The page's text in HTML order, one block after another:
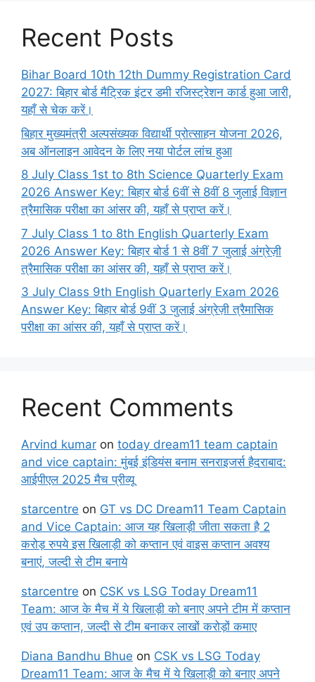
Recent Posts
Bihar Board 10th 12th Dummy Registration Card
2027: बिहार बोर्ड मैट्रिक इंटर डमी रजिस्ट्रेशन कार्ड हुआ जारी,
यहाँ से चेक करें।
बिहार मुख्यमंत्री अल्पसंख्यक विद्यार्थी प्रोत्साहन योजना 2026,
अब ऑनलाइन आवेदन के लिए नया पोर्टल लांच हुआ
8 July Class 1st to 8th Science Quarterly Exam
2026 Answer Key: बिहार बोर्ड 6वीं से 8वीं 8 जुलाई विज्ञान
त्रैमासिक परीक्षा का आंसर की, यहाँ से प्राप्त करें।
7 July Class 1 to 8th English Quarterly Exam
2026 Answer Key: बिहार बोर्ड 1 से 8वीं 7 जुलाई अंग्रेज़ी
त्रैमासिक परीक्षा का आंसर की, यहाँ से प्राप्त करें।
3 July Class 9th English Quarterly Exam 2026
Answer Key: बिहार बोर्ड 9वीं 3 जुलाई अंग्रेज़ी त्रैमासिक
परीक्षा का आंसर की, यहाँ से प्राप्त करें।
Recent Comments
Arvind kumar on today dream11 team captain
and vice captain: मुंबई इंडियंस बनाम सनराइजर्स हैदराबाद:
आईपीएल 2025 मैच प्रीव्यू
starcentre on GT vs DC Dream11 Team Captain
and Vice Captain: आज यह खिलाड़ी जीता सकता है 2
करोड़ रुपये इस खिलाड़ी को कप्तान एवं वाइस कप्तान अवश्य
बनाएं, जल्दी से टीम बनाये
starcentre on CSK vs LSG Today Dream11
Team: आज के मैच में ये खिलाड़ी को बनाए अपने टीम में कप्तान
एवं उप कप्तान, जल्दी से टीम बनाकर लाखों करोड़ों कमाए
Diana Bandhu Bhue on CSK vs LSG Today
Dream11 Team: आज के मैच में ये खिलाड़ी को बनाए अपने